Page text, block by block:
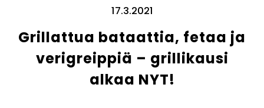
17.3.2021
Grillattua bataattia, fetaa ja
verigreippiä – grillikausi
alkaa NYT!